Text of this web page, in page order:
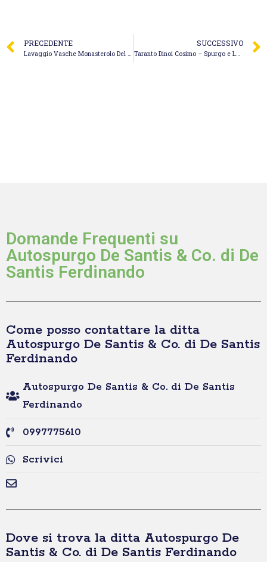
PRECEDENTE
Lavaggio Vasche Monasterolo Del Castello – Valaperta Gianfranco
SUCCESSIVO
Taranto Dinoi Cosimo – Spurgo e Lavaggio Tombini
Domande Frequenti su
Autospurgo De Santis & Co. di De
Santis Ferdinando
Come posso contattare la ditta
Autospurgo De Santis & Co. di De Santis
Ferdinando
Autospurgo De Santis & Co. di De Santis
Ferdinando
0997775610
Scrivici
Dove si trova la ditta Autospurgo De
Santis & Co. di De Santis Ferdinando